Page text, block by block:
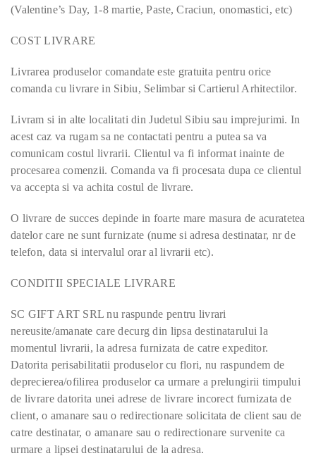
(Valentine’s Day, 1-8 martie, Paste, Craciun, onomastici, etc)
COST LIVRARE
Livrarea produselor comandate este gratuita pentru orice
comanda cu livrare in Sibiu, Selimbar si Cartierul Arhitectilor.
Livram si in alte localitati din Judetul Sibiu sau imprejurimi. In
acest caz va rugam sa ne contactati pentru a putea sa va
comunicam costul livrarii. Clientul va fi informat inainte de
procesarea comenzii. Comanda va fi procesata dupa ce clientul
va accepta si va achita costul de livrare.
O livrare de succes depinde in foarte mare masura de acuratetea
datelor care ne sunt furnizate (nume si adresa destinatar, nr de
telefon, data si intervalul orar al livrarii etc).
CONDITII SPECIALE LIVRARE
SC GIFT ART SRL nu raspunde pentru livrari
nereusite/amanate care decurg din lipsa destinatarului la
momentul livrarii, la adresa furnizata de catre expeditor.
Datorita perisabilitatii produselor cu flori, nu raspundem de
deprecierea/ofilirea produselor ca urmare a prelungirii timpului
de livrare datorita unei adrese de livrare incorect furnizata de
client, o amanare sau o redirectionare solicitata de client sau de
catre destinatar, o amanare sau o redirectionare survenite ca
urmare a lipsei destinatarului de la adresa.